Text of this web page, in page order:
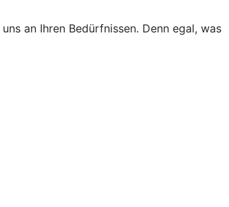
an Ihren Bedürfnissen. Denn egal, was